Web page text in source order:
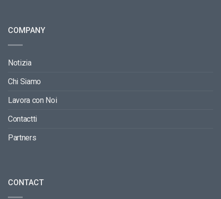
COMPANY
Notizia
Chi Siamo
Lavora con Noi
Contactti
Partners
CONTACT